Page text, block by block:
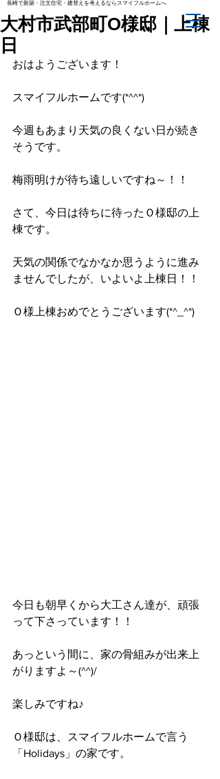
長崎で新築・注文住宅・建替えを考えるならスマイフルホームへ
大村市武部町O様邸｜上棟
日
おはようございます！
スマイフルホームです(*^^*)
今週もあまり天気の良くない日が続き
そうです。
梅雨明けが待ち遠しいですね～！！
さて、今日は待ちに待ったＯ様邸の上
棟です。
天気の関係でなかなか思うように進み
ませんでしたが、いよいよ上棟日！！
Ｏ様上棟おめでとうございます(*^_^*)
今日も朝早くから大工さん達が、頑張
って下さっています！！
あっという間に、家の骨組みが出来上
がりますよ～(^^)/
楽しみですね♪
Ｏ様邸は、スマイフルホームで言う
「Holidays」の家です。